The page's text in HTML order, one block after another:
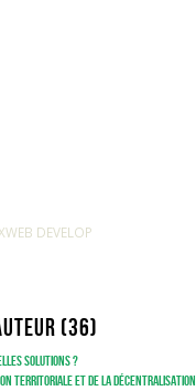
DEVELOP
(36)
solutions ?
Territoriale et de la Décentralisation